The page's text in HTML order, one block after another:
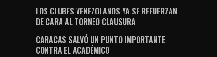
LOS CLUBES VENEZOLANOS YA SE REFUERZAN
DE CARA AL TORNEO CLAUSURA
CARACAS SALVÓ UN PUNTO IMPORTANTE
CONTRA EL ACADÉMICO